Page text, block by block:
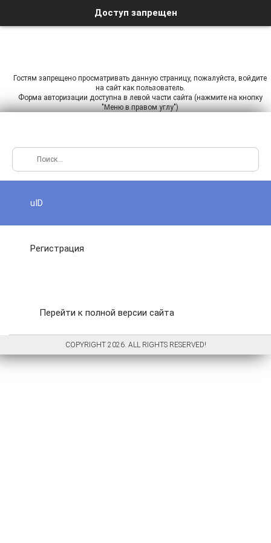
Доступ запрещен
Гостям запрещено просматривать данную страницу, пожалуйста, войдите
на сайт как пользователь.
Форма авторизации доступна в левой части сайта (нажмите на кнопку
"Меню в правом углу")
uID
Регистрация
Перейти к полной версии сайта
COPYRIGHT 2026. ALL RIGHTS RESERVED!